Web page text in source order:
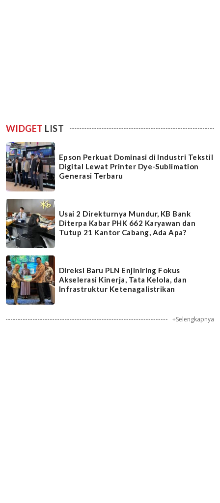
WIDGET LIST
Epson Perkuat Dominasi di Industri Tekstil
Digital Lewat Printer Dye-Sublimation
Generasi Terbaru
Usai 2 Direkturnya Mundur, KB Bank
Diterpa Kabar PHK 662 Karyawan dan
Tutup 21 Kantor Cabang, Ada Apa?
Direksi Baru PLN Enjiniring Fokus
Akselerasi Kinerja, Tata Kelola, dan
Infrastruktur Ketenagalistrikan
+Selengkapnya